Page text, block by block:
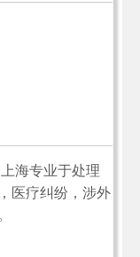
海专业于处理
医疗纠纷，涉外